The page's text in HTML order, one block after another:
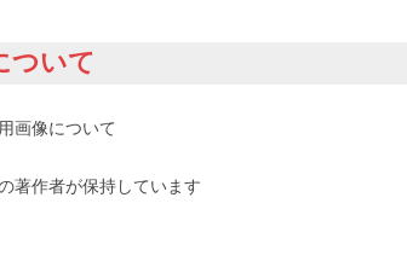
ついて
画像について
著作者が保持しています